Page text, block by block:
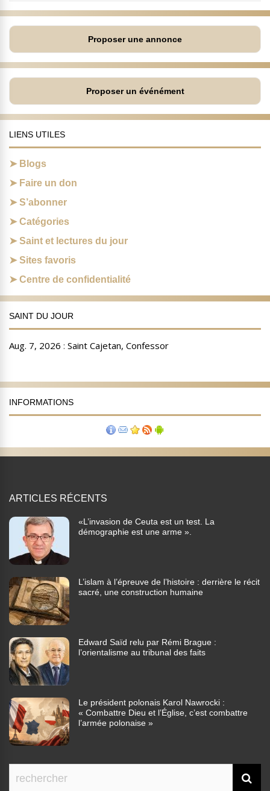
Proposer une annonce
Proposer un événément
LIENS UTILES
Blogs
Faire un don
S’abonner
Catégories
Saint et lectures du jour
Sites favoris
Centre de confidentialité
SAINT DU JOUR
INFORMATIONS
ARTICLES RÉCENTS
«L’invasion de Ceuta est un test. La
démographie est une arme ».
L’islam à l’épreuve de l’histoire : derrière le récit
sacré, une construction humaine
Edward Saïd relu par Rémi Brague :
l’orientalisme au tribunal des faits
Le président polonais Karol Nawrocki :
« Combattre Dieu et l’Église, c’est combattre
l’armée polonaise »